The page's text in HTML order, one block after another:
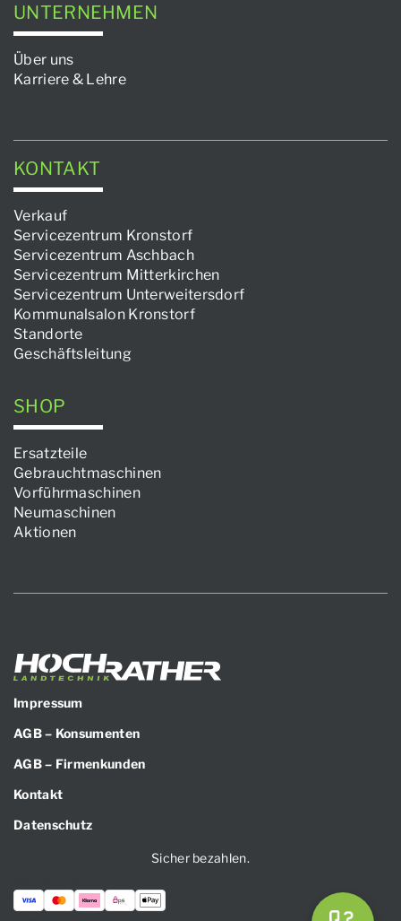
UNTERNEHMEN
Über uns
Karriere & Lehre
KONTAKT
Verkauf
Servicezentrum Kronstorf
Servicezentrum Aschbach
Servicezentrum Mitterkirchen
Servicezentrum Unterweitersdorf
Kommunalsalon Kronstorf
Standorte
Geschäftsleitung
SHOP
Ersatzteile
Gebrauchtmaschinen
Vorführmaschinen
Neumaschinen
Aktionen
Impressum
AGB – Konsumenten
AGB – Firmenkunden
Kontakt
Datenschutz
Sicher bezahlen.